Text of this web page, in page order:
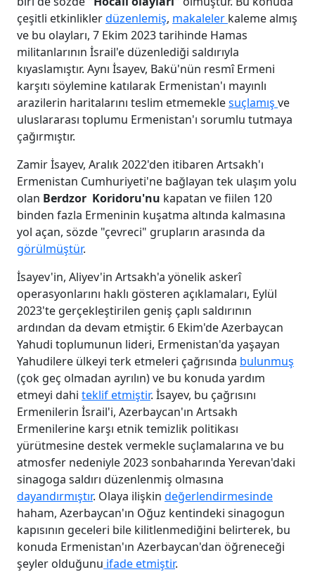
çeşitli etkinliklerdüzenlemiş, makaleler kaleme almış
ve bu olayları, 7 Ekim 2023 tarihinde Hamas
militanlarının İsrail'e düzenlediği saldırıyla
kıyaslamıştır. Aynı İsayev, Bakü'nün resmî Ermeni
karşıtı söylemine katılarak Ermenistan'ı mayınlı
arazilerin haritalarını teslim etmemeklesuçlamış ve
uluslararası toplumu Ermenistan'ı sorumlu tutmaya
çağırmıştır.
Zamir İsayev, Aralık 2022'den itibaren Artsakh'ı
Ermenistan Cumhuriyeti'ne bağlayan tek ulaşım yolu
olan Berdzor Koridoru'nu kapatan ve fiilen 120
binden fazla Ermeninin kuşatma altında kalmasına
yol açan, sözde "çevreci" grupların arasında da
görülmüştür.
İsayev'in, Aliyev'in Artsakh'a yönelik askerî
operasyonlarını haklı gösteren açıklamaları, Eylül
2023'te gerçekleştirilen geniş çaplı saldırının
ardından da devam etmiştir. 6 Ekim'de Azerbaycan
Yahudi toplumunun lideri, Ermenistan'da yaşayan
Yahudilere ülkeyi terk etmeleri çağrısında bulunmuş
(çok geç olmadan ayrılın) ve bu konuda yardım
etmeyi dahi teklif etmiştir. İsayev, bu çağrısını
Ermenilerin İsrail'i, Azerbaycan'ın Artsakh
Ermenilerine karşı etnik temizlik politikası
yürütmesine destek vermekle suçlamalarına ve bu
atmosfer nedeniyle 2023 sonbaharında Yerevan'daki
sinagoga saldırı düzenlenmiş olmasına
dayandırmıştır. Olaya ilişkin değerlendirmesinde
haham, Azerbaycan'ın Oğuz kentindeki sinagogun
kapısının geceleri bile kilitlenmediğini belirterek, bu
konuda Ermenistan'ın Azerbaycan'dan öğreneceği
şeyler olduğunu ifade etmiştir.